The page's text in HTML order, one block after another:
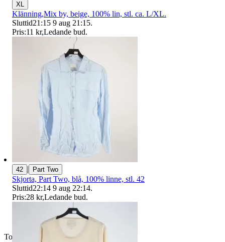
Toppsäljare
XL
Klänning,Mix by, beige, 100% lin, stl. ca. L/XL.
Sluttid21:15 9 aug 21:15.
Pris:11 kr,Ledande bud.
42 | Part Two
Skjorta, Part Two, blå, 100% linne, stl. 42
Sluttid22:14 9 aug 22:14.
Pris:28 kr,Ledande bud.